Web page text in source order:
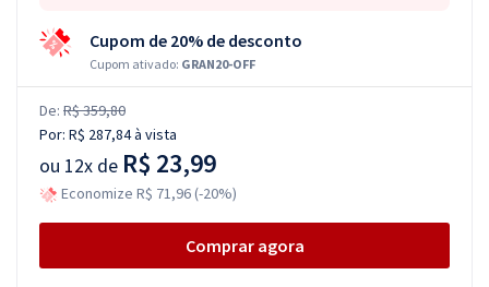
Cupom de 20% de desconto
Cupom ativado: GRAN20-OFF
De: R$ 359,80
Por: R$ 287,84à vista
ou 12x de R$ 23,99
Economize R$ 71,96 (-20%)
Comprar agora